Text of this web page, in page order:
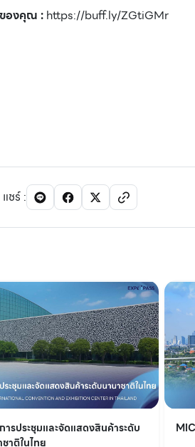
องคุณ : https://buff.ly/ZGtiGMr
แชร์:
ารประชุมและจัดแสดงสินค้าระดับ
าติในไทย